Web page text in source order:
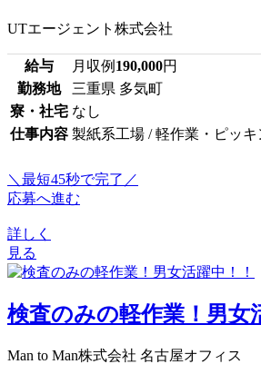
UTエージェント株式会社
給与 月収例 190,000円
勤務地
三重県 多気町
寮・社宅 なし
仕事内容 製紙系工場 / 軽作業・ピッキ
＼最短45秒で完了／
応募へ進む
詳しく
見る
検査のみの軽作業！男女
Man to Man株式会社 名古屋オフィス